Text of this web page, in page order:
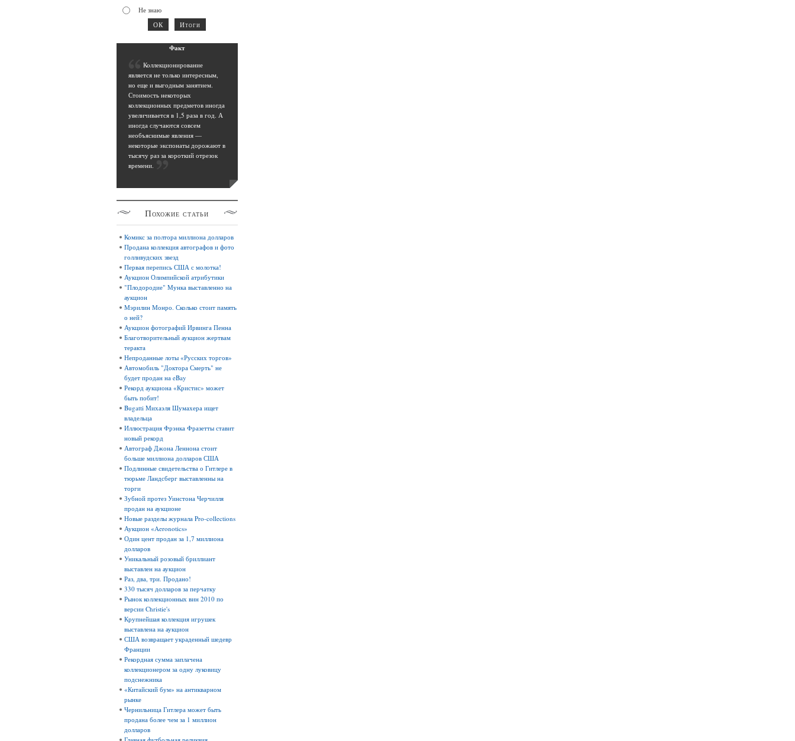
Не знаю
Факт
Коллекционирование
является не только интересным,
но еще и выгодным занятием.
Стоимость некоторых
коллекционных предметов иногда
увеличивается в 1,5 раза в год. А
иногда случаются совсем
необъяснимые явления —
некоторые экспонаты дорожают в
тысячу раз за короткий отрезок
времени.
Похожие статьи
Комикс за полтора миллиона долларов
Продана коллекция автографов и фото
голливудских звезд
Первая перепись США с молотка!
Аукцион Олимпийской атрибутики
"Плодородие" Мунка выставленно на
аукцион
Мэрилин Монро. Сколько стоит память
о ней?
Аукцион фотографий Ирвинга Пенна
Благотворительный аукцион жертвам
теракта
Непроданные лоты «Русских торгов»
Автомобиль "Доктора Смерть" не
будет продан на eBay
Рекорд аукциона «Кристис» может
быть побит!
Bugatti Михаэля Шумахера ищет
владельца
Иллюстрация Фрэнка Фразетты ставит
новый рекорд
Автограф Джона Леннона стоит
больше миллиона долларов США
Подлинные свидетельства о Гитлере в
тюрьме Ландсберг выставленны на
торги
Зубной протез Уинстона Черчилля
продан на аукционе
Новые разделы журнала Pro-collections
Аукцион «Aeronotics»
Один цент продан за 1,7 миллиона
долларов
Уникальный розовый бриллиант
выставлен на аукцион
Раз, два, три. Продано!
330 тысяч долларов за перчатку
Рынок коллекционных вин 2010 по
версии Christie's
Крупнейшая коллекция игрушек
выставлена на аукцион
США возвращает украденный шедевр
Франции
Рекордная сумма заплачена
коллекционером за одну луковицу
подснежника
«Китайский бум» на антикварном
рынке
Чернильница Гитлера может быть
продана более чем за 1 миллион
долларов